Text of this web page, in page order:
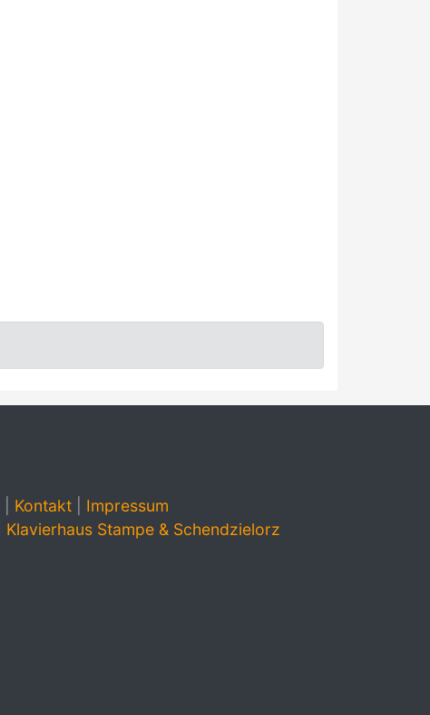
Kontakt| Impressum
Klavierhaus Stampe & Schendzielorz